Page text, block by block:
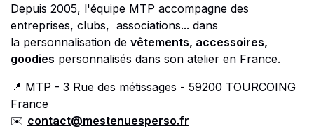
Depuis 2005, l'équipe MTP accompagne des
entreprises, clubs, associations... dans
la personnalisation de vêtements, accessoires,
goodies personnalisés dans son atelier en France.
📍 MTP - 3 Rue des métissages - 59200 TOURCOING
France
✉️ contact@mestenuesperso.fr